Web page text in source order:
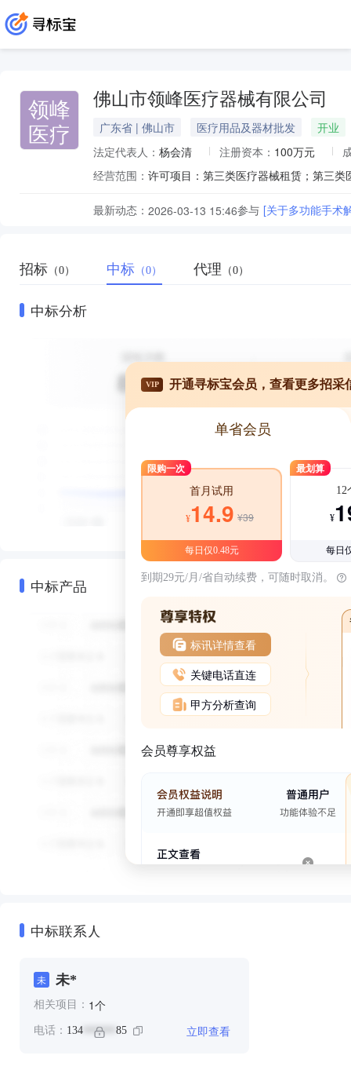
领峰
医疗
佛山市领峰医疗器械有限公司
广东省 | 佛山市 医疗用品及器材批发
开业
法定代表人： 杨会清 注册资本： 100万元
经营范围：
最新动态： 2026-03-13 15:46参与 [关于多功能手术
招标 （0） 中标 （0） 代理 （0）
中标分析
中标产品
VIP 开通寻标宝会员，查看更多招采
单省会员
限购一次
首月试用
¥14.9 ¥39
每日仅0.48元
最划算
12
¥
每日
到期29元/月/省自动续费，可随时取消。
标讯详情查看
关键电话直连
甲方分析查询
会员尊享权益
中标联系人
未 未*
相关项目： 1个
电话： 134 ****** 85 立即查看